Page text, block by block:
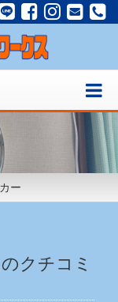
ー
クチコミ